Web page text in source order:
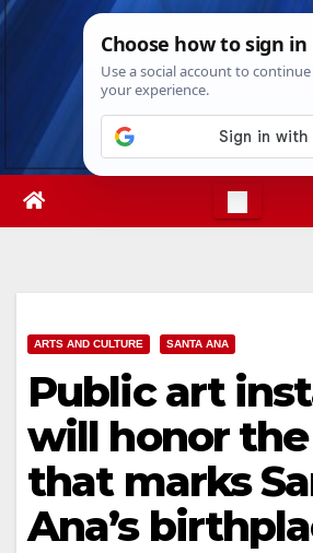
Skip
Wed. Aug 5th, 2026
ARTS AND CULTURE SANTA ANA
Public art
will honor
that marks
Ana’s